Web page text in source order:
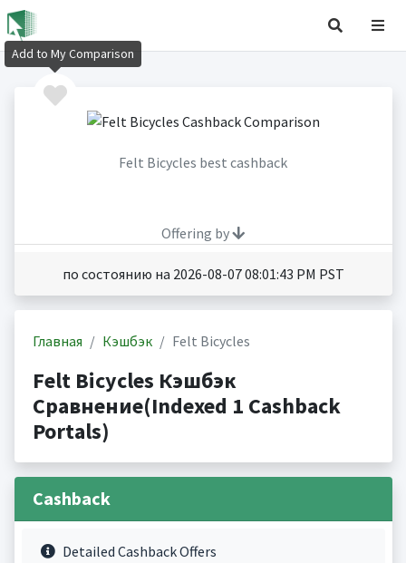
Felt Bicycles best cashback
Offering by
по состоянию на 2026-08-07 08:01:43 PM PST
Главная Кэшбэк Felt Bicycles
Felt Bicycles Кэшбэк
Сравнение(Indexed 1 Cashback
Portals)
Cashback
Detailed Cashback Offers
Add to My Comparison